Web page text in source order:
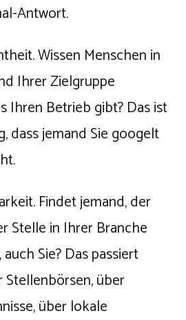
Antwort.
Wissen Menschen in
Ihrer Zielgruppe
Ihren Betrieb gibt? Das ist
dass jemand Sie googelt
Findet jemand, der
Stelle in Ihrer Branche
Sie? Das passiert
Stellenbörsen, über
über lokale